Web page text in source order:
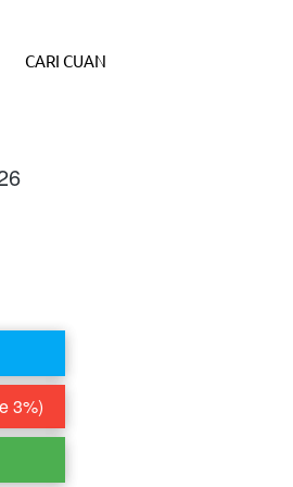
CARI CUAN
3%)